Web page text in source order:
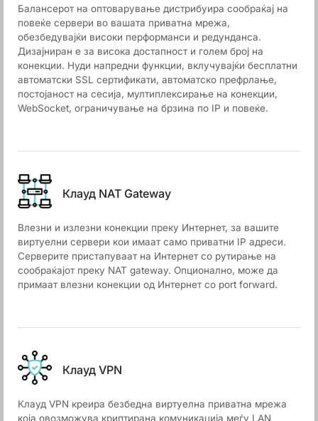
Балансерот на оптоварување дистрибуира сообраќај на
повеќе сервери во вашата приватна мрежа,
обезбедувајќи високи перформанси и редунданса.
Дизајниран е за висока достапност и голем број на
конекции. Нуди напредни функции, вклучувајќи бесплатни
автоматски SSL сертификати, автоматско префрлање,
постојаност на сесија, мултиплексирање на конекции,
WebSocket, ограничување на брзина по IP и повеќе.
Клауд NAT Gateway
Влезни и излезни конекции преку Интернет, за вашите
виртуелни сервери кои имаат само приватни IP адреси.
Серверите пристапуваат на Интернет со рутирање на
сообраќајот преку NAT gateway. Опционално, може да
примаат влезни конекции од Интернет со port forward.
Клауд VPN
Клауд VPN креира безбедна виртуелна приватна мрежа
која овозможува криптирана комуникација меѓу LAN